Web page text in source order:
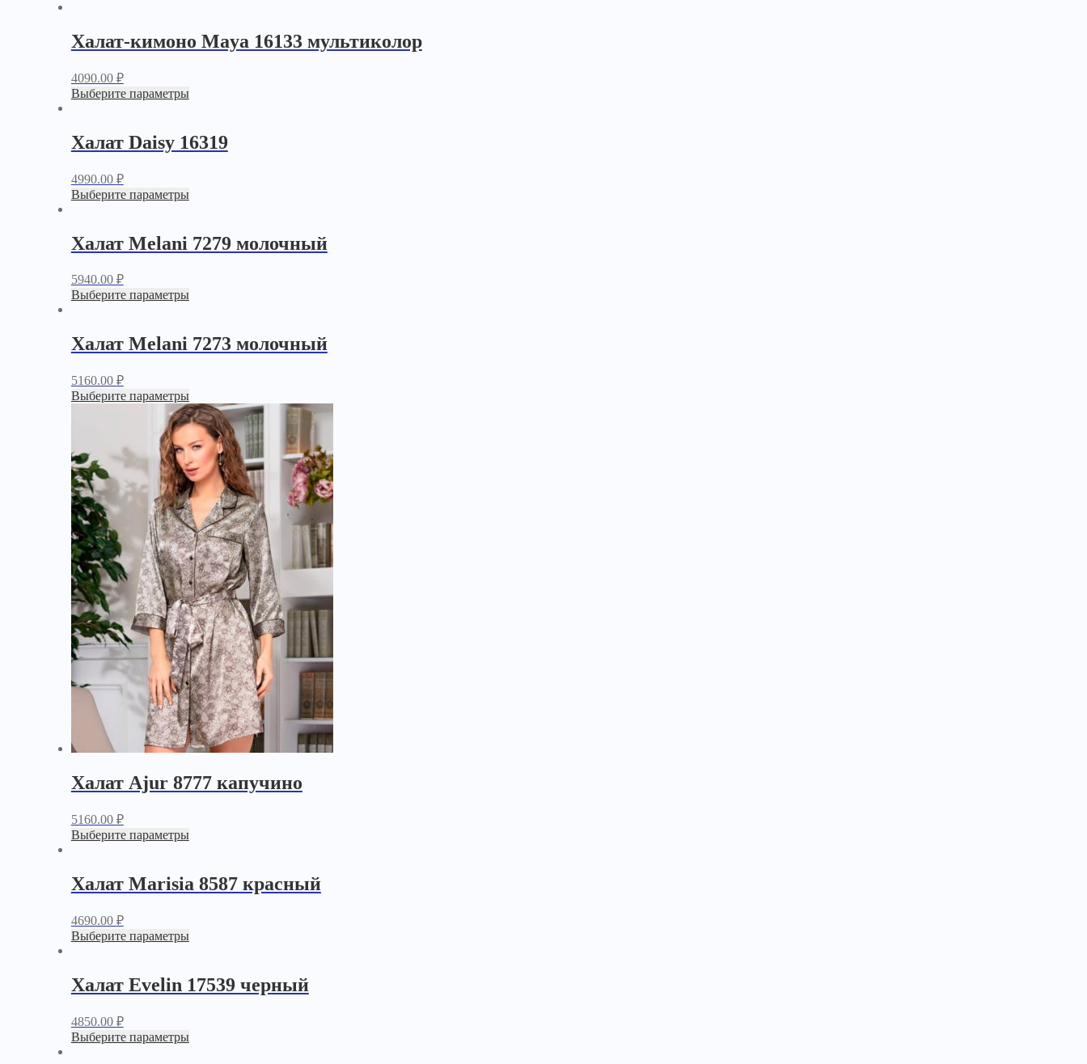
Халат-кимоно Maya 16133 мультиколор
4090.00 ₽
Выберите параметры
Халат Daisy 16319
4990.00 ₽
Выберите параметры
Халат Melani 7279 молочный
5940.00 ₽
Выберите параметры
Халат Melani 7273 молочный
5160.00 ₽
Выберите параметры
Халат Ajur 8777 капучино
5160.00 ₽
Выберите параметры
Халат Marisia 8587 красный
4690.00 ₽
Выберите параметры
Халат Evelin 17539 черный
4850.00 ₽
Выберите параметры